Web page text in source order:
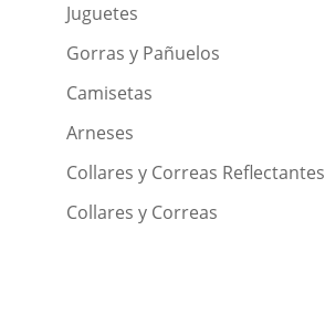
Juguetes
Gorras y Pañuelos
Camisetas
Arneses
Collares y Correas Reflectantes
Collares y Correas